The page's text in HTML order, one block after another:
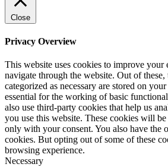
Close
Privacy Overview
This website uses cookies to improve your
navigate through the website. Out of these,
categorized as necessary are stored on
essential for the working of basic
also use third-party cookies that help us
you use this website. These cookies will
only with your consent. You also have the
cookies. But opting out of some of these
browsing experience.
Necessary